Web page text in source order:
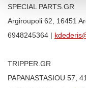
SPECIAL PARTS.GR
Argiroupoli 62, 16451
6948245364 |
TRIPPER.GR
PAPANASTASIOU 57,